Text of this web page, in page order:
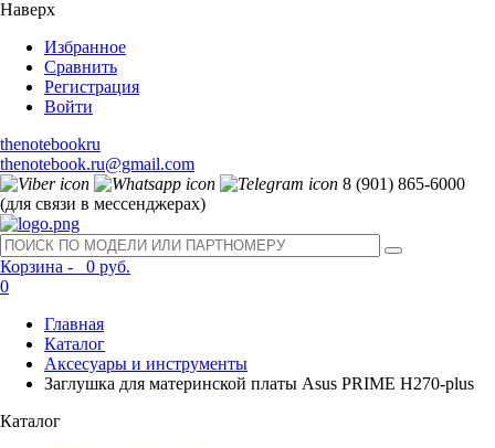
Наверх
Избранное
Сравнить
Регистрация
Войти
thenotebookru
thenotebook.ru@gmail.com
8 (901) 865-6000
(для связи в мессенджерах)
Корзина -
0 руб.
0
Главная
Каталог
Аксесуары и инструменты
Заглушка для материнской платы Asus PRIME H270-plus
Каталог